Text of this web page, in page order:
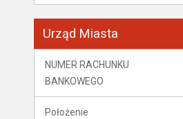
Urząd Miasta
NUMER RACHUNKU
BANKOWEGO
Położenie